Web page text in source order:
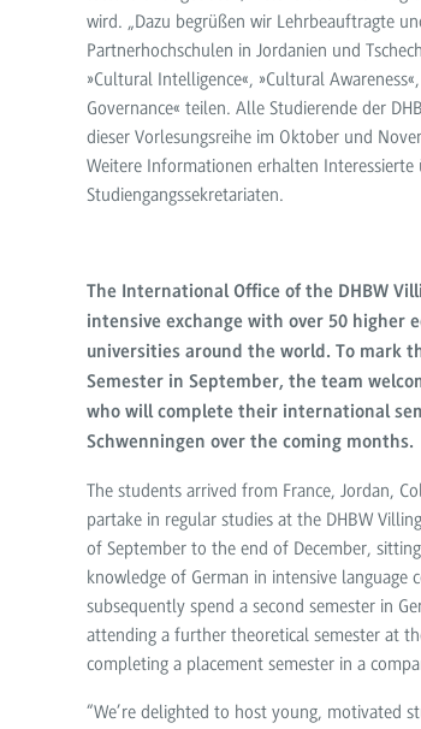
wird. „Dazu begrüßen wir Lehrbeauftragte
Partnerhochschulen in Jordanien und
»Cultural Intelligence«, »Cultural
Governance« teilen. Alle Studierende der
dieser Vorlesungsreihe im Oktober und
Weitere Informationen erhalten
Studiengangssekretariaten.
The International Office of the DHBW
intensive exchange with over 50 higher
universities around the world. To mark
Semester in September, the team
who will complete their international
Schwenningen over the coming months.
The students arrived from France, Jordan,
partake in regular studies at the DHBW
of September to the end of December,
knowledge of German in intensive language
subsequently spend a second semester in
attending a further theoretical semester at
completing a placement semester in a
“We’re delighted to host young, motivated